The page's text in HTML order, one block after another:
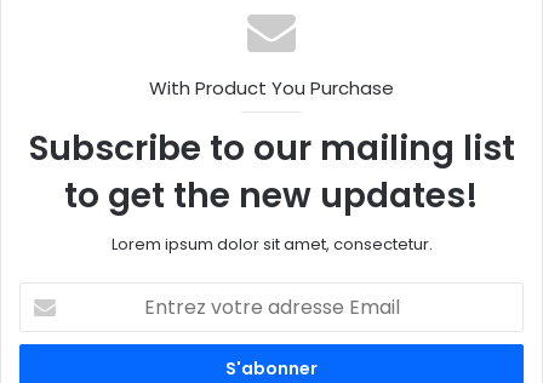
e
With Product You Purchase
Subscribe to our mailing list
to get the new updates!
Lorem ipsum dolor sit amet, consectetur.
t